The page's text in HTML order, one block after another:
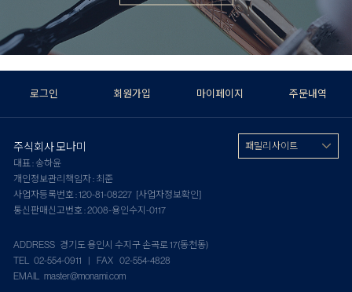
로그인 회원가입 마이페이지 주문내역
주식회사 모나미
대표 : 송하윤
개인정보관리책임자 : 최준
사업자등록번호 : 120-81-08227 [사업자정보확인]
통신판매신고번호 : 2008-용인수지-0117
ADDRESS 경기도 용인시 수지구 손곡로 17(동천동)
TEL 02-554-0911 | FAX 02-554-4828
EMAIL master@monami.com
패밀리 사이트